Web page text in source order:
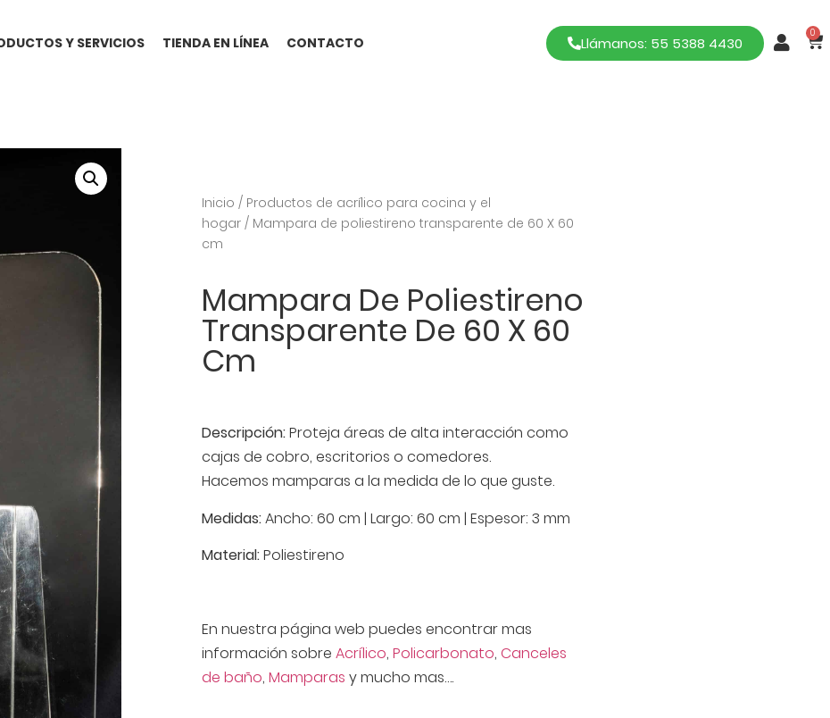
Y SERVICIOS TIENDA EN LÍNEA CONTACTO Llámanos: 55 5388 4430
0
Inicio / Productos de acrílico para cocina y el
hogar / Mampara de poliestireno transparente de 60 X 60
cm
Mampara De Poliestireno
Transparente De 60 X 60
Cm
Descripción:Proteja áreas de alta interacción como
cajas de cobro, escritorios o comedores.
Hacemos mamparas a la medida de lo que guste.
Medidas:Ancho: 60 cm | Largo: 60 cm | Espesor: 3 mm
Material:Poliestireno
En nuestra página web puedes encontrar mas
información sobre Acrílico, Policarbonato, Canceles
de baño, Mamparas y mucho mas….